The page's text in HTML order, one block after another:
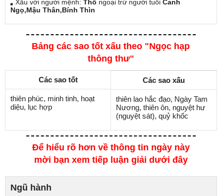
Xấu với người mệnh: Thổ ngoại trừ người tuổi Canh
Ngọ,Mậu Thân,Bính Thìn
Bảng các sao tốt xấu theo "Ngọc hạp
thông thư"
Các sao tốt
thiên phúc, minh tinh, hoạt
diệu, lục hợp
Các sao xấu
thiên lao hắc đạo, Ngày Tam
Nương, thiên ôn, nguyệt hư
(nguyệt sát), quỷ khốc
Để hiểu rõ hơn về thông tin ngày này
mời bạn xem tiếp luận giải dưới đây
Ngũ hành